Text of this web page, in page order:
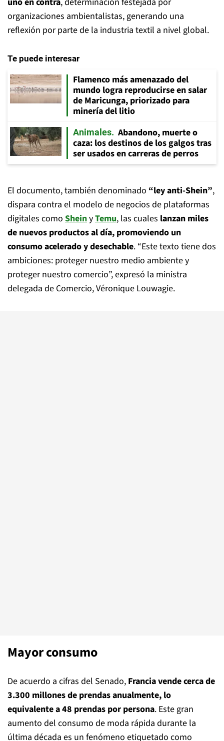
organizaciones ambientalistas, generando una
reflexión por parte de la industria textil a nivel global.
Te puede interesar
Flamenco más amenazado del
mundo logra reproducirse en salar
de Maricunga, priorizado para
minería del litio
Animales
Abandono, muerte o
caza: los destinos de los galgos tras
ser usados en carreras de perros
El documento, también denominado “ley anti‑Shein”,
dispara contra el modelo de negocios de plataformas
digitales como SheinyTemu, las cuales lanzan miles
de nuevos productos al día, promoviendo un
consumo acelerado y desechable. “Este texto tiene dos
ambiciones: proteger nuestro medio ambiente y
proteger nuestro comercio”, expresó la ministra
delegada de Comercio, Véronique Louwagie.
Mayor consumo
De acuerdo a cifras del Senado, Francia vende cerca de
3.300 millones de prendas anualmente, lo
equivalente a 48 prendas por persona. Este gran
aumento del consumo de moda rápida durante la
última década es un fenómeno etiquetado como